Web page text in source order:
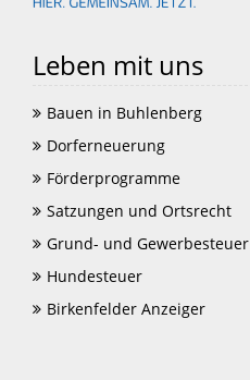
Leben mit uns
Bauen in Buhlenberg
Dorferneuerung
Förderprogramme
Satzungen und Ortsrecht
Grund- und Gewerbesteuer
Hundesteuer
Birkenfelder Anzeiger